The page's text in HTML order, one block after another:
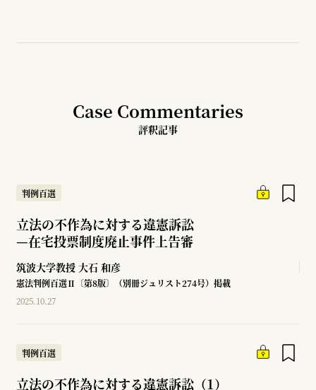
Case Commentaries
評釈記事
判例百選
立法の不作為に対する違憲訴訟
—在宅投票制度廃止事件上告審
筑波大学教授 大石 和彦
憲法判例百選Ⅱ〔第8版〕（別冊ジュリスト274号）掲載
2025.10.27
判例百選
立法の不作為に対する違憲訴訟（1）